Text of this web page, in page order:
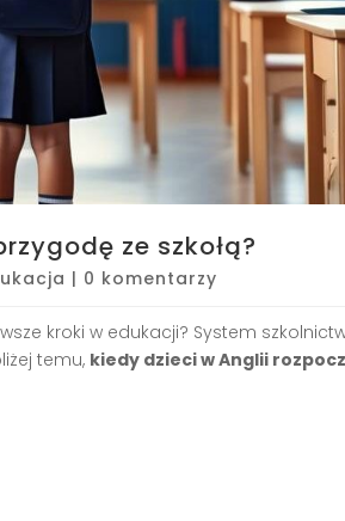
ze szkołą?
| 0 komentarzy
kroki w edukacji? System
temu, kiedy dzieci w Anglii